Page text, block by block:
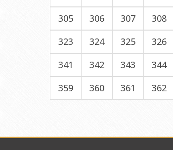
305
306 307 308
323
324 325 326
341
342 343 344
359
360 361 362